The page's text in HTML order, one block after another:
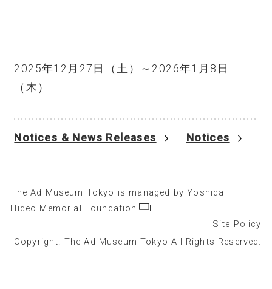
2025年12月27日（土）～2026年1月8日
（木）
Notices & News Releases Notices
The Ad Museum Tokyo is managed by Yoshida
Hideo Memorial Foundation
Site Policy
Copyright. The Ad Museum Tokyo All Rights Reserved.